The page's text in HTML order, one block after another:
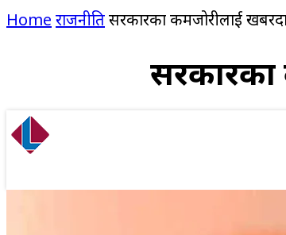
Home राजनीतिसरकारका कमजोरीलाई
सरकारका
लगातार न्युज